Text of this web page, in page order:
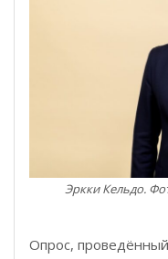
Эркки Кельдо.
Опрос,